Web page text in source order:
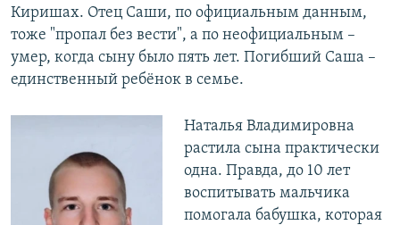
Киришах. Отец Саши, по официальным данным,
тоже "пропал без вести", а по неофициальным –
умер, когда сыну было пять лет. Погибший Саша –
единственный ребёнок в семье.
Наталья Владимировна
растила сына практически
одна. Правда, до 10 лет
воспитывать мальчика
помогала бабушка, которая